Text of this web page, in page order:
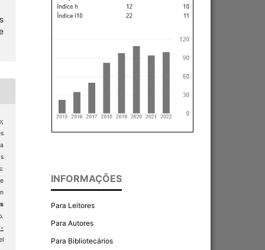
INFORMAÇÕES
Para Leitores
Para Autores
Para Bibliotecários